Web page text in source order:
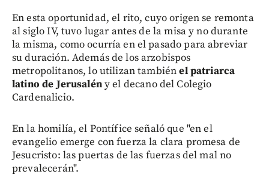
En esta oportunidad, el rito, cuyo origen se remonta
al siglo IV, tuvo lugar antes de la misa y no durante
la misma, como ocurría en el pasado para abreviar
su duración. Además de los arzobispos
metropolitanos, lo utilizan tambiénel patriarca
latino de Jerusalény el decano del Colegio
Cardenalicio.
En la homilía, el Pontífice señaló que "en el
evangelio emerge con fuerza la clara promesa de
Jesucristo: las puertas de las fuerzas del mal no
prevalecerán".